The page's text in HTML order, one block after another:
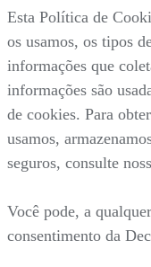
Esta Política de
os usamos, os tipos
informações que
informações são
de cookies. Para
usamos,
seguros, consulte
Você pode, a
consentimento da